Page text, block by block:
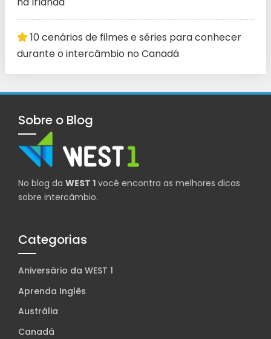
10 cenários de filmes e séries para conhecer
durante o intercâmbio no Canadá
Sobre o Blog
No blog da WEST 1 você encontra as melhores dicas
sobre intercâmbio.
Categorias
Aniversário da WEST 1
Aprenda Inglês
Austrália
Canadá